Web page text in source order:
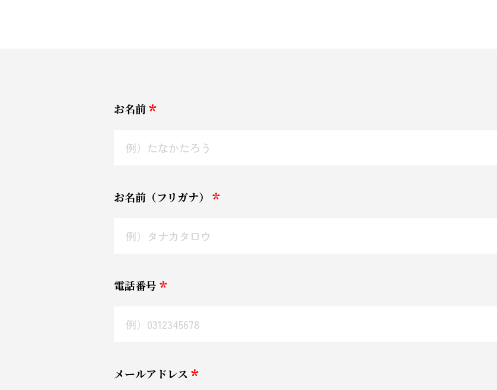
お名前
お名前（フリガナ）
電話番号
メールアドレス